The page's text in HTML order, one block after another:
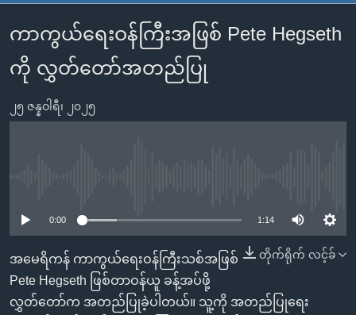
များ
ပင်မ
သို့
စာမျက်နှာ
သို့
ကျော်
နိုင်ငံတကာ
အမေရိကန်
အစ္စရေး-ပါလက်စတိုင်း
ဗွီဒီယို
သတင်းလွတ်လပ်ခွင့်
ရပ်ဝန်းတခု လမ်းတခု အလွန်
အင်္ဂလိပ်စာလေ့လာမယ်
ဗွီအိုအေ လူမှုကွန်ယက်များ
ကာကွယ်ရေးဝန်ကြီးအဖြစ် Pete Hegseth
ကို လွှတ်တော်အတည်ပြု
၂၅ ဇန္နဝါရီ၊ ၂၀၂၅
0:00 1:14
တိုက်ရိုက် လင့်ခ်
အမေရိကန် ကာကွယ်ရေးဝန်ကြီးသစ်အဖြစ်
Pete Hegseth ဖြစ်တာဝန်ယူ ခန့်အပ်ဖို့
လွှတ်တော်က အတည်ပြုခဲ့ပါတယ်။ သူ့ကို အတည်ပြုရေး